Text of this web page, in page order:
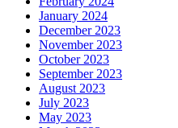
January 2024
December 2023
November 2023
October 2023
September 2023
August 2023
July 2023
May 2023